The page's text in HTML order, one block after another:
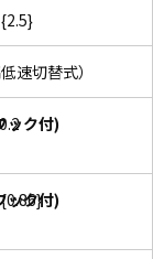
速切替式）
ック付)
ック付)